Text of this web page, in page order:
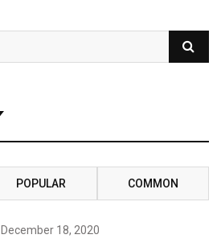
POPULAR COMMON
December 18, 2020